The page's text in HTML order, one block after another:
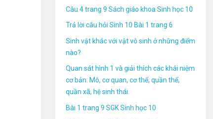
Câu 4 trang 9 Sách giáo khoa Sinh học 10
Trả lời câu hỏi Sinh 10 Bài 1 trang 6
Sinh vật khác với vật vô sinh ở những điểm
nào?
Quan sát hình 1 và giải thích các khái niệm
cơ bản: Mô, cơ quan, cơ thể, quần thể,
quần xã, hệ sinh thái.
Bài 1 trang 9 SGK Sinh học 10